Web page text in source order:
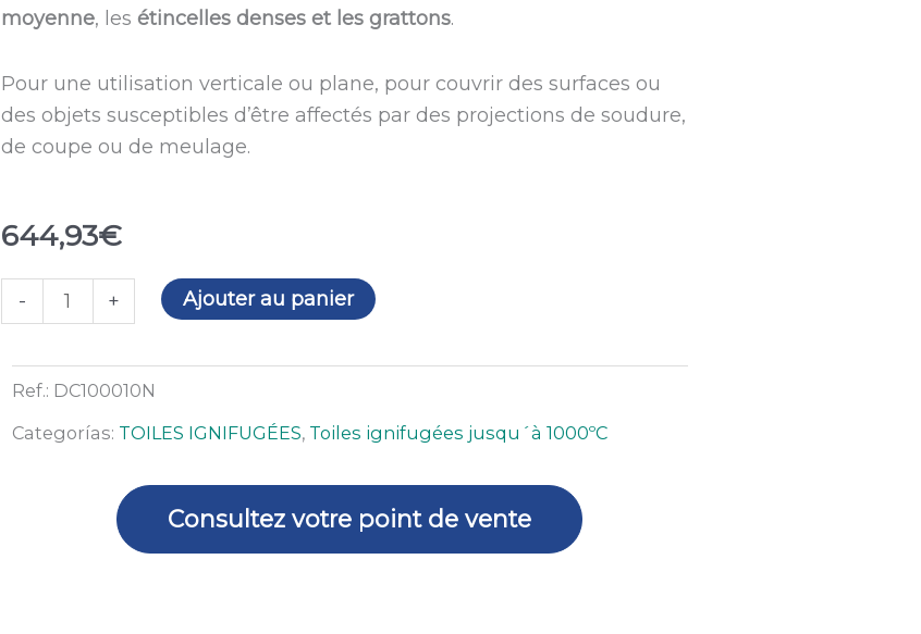
moyenne, les étincelles denses et les grattons.
Pour une utilisation verticale ou plane, pour couvrir des surfaces ou
des objets susceptibles d’être affectés par des projections de soudure,
de coupe ou de meulage.
644,93€
-
quantité
de
anti-
950ºC
+ Ajouter au panier
Ref.: DC100010N
Categorías: TOILES IGNIFUGÉES, Toiles ignifugées jusqu´à 1000ºC
Consultez votre point de vente